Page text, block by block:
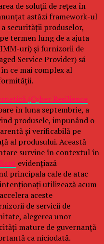
de soluții de rețea în
astăzi framework-ul
securității produselor,
termen lung de a ajuta
uri) și furnizorii de
Service Provider) să
ce mai complex al
(Cyber Resilience
în luna septembrie, a
produsele, impunând o
și verificabilă pe
al produsului. Această
survine în contextul în
evidențiază
principala cale de atac
utilizează acum
aceste
de servicii de
alegerea unor
mature de guvernanță
ca niciodată.